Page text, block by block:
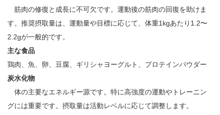
筋肉の修復と成長に不可欠です。運動後の筋肉の回復を助けま
す。推奨摂取量は、運動量や目標に応じて、体重1kgあたり1.2〜
2.2gが一般的です。
主な食品
鶏肉、魚、卵、豆腐、ギリシャヨーグルト、プロテインパウダー
炭水化物
体の主要なエネルギー源です。特に高強度の運動やトレーニン
グには重要です。摂取量は活動レベルに応じて調整します。